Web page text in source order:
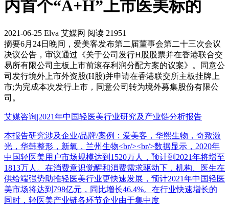
内首个“A+H”上市医美标的
2021-06-25 Elva 艾媒网 阅读 21951
摘要6月24日晚间，爱美客发布第二届董事会第二十三次会议
决议公告，审议通过《关于公司发行H股股票并在香港联合交
易所有限公司主板上市前滚存利润分配方案的议案》。同意公
司发行境外上市外资股(H股)并申请在香港联交所主板挂牌上
市;为完成本次发行上市，同意公司转为境外募集股份有限公
司。
艾媒咨询|2021年中国轻医美行业研究及产业链分析报告
本报告研究涉及企业/品牌/案例：爱美客，华熙生物，奇致激
光，华韩整形，新氧，兰州生物<br/><br/>数据显示，2020年
中国轻医美用户市场规模达到1520万人，预计到2021年将增至
1813万人。在消费意识觉醒和消费需求驱动下，机构、医生在
供给端强势助推轻医美行业更快速发展，预计2021年中国轻医
美市场将达到798亿元，同比增长46.4%。在行业快速增长的
同时，轻医美产业链各环节企业由于集中度